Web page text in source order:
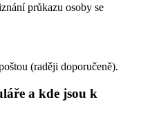
průkazu osoby se
(raději doporučeně).
a kde jsou k